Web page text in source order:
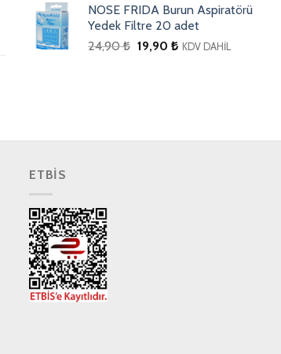
NOSE FRIDA Burun Aspiratörü
Yedek Filtre 20 adet
24,90₺ 19,90 ₺ KDV DAHİL
ETBİS